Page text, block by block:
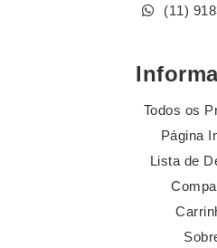
(11)
Todos os
Página
Lista de